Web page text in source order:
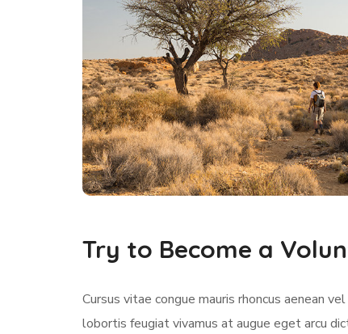
Try to Become a
Cursus vitae congue mauris rhoncus aenean
lobortis feugiat vivamus at augue eget arcu